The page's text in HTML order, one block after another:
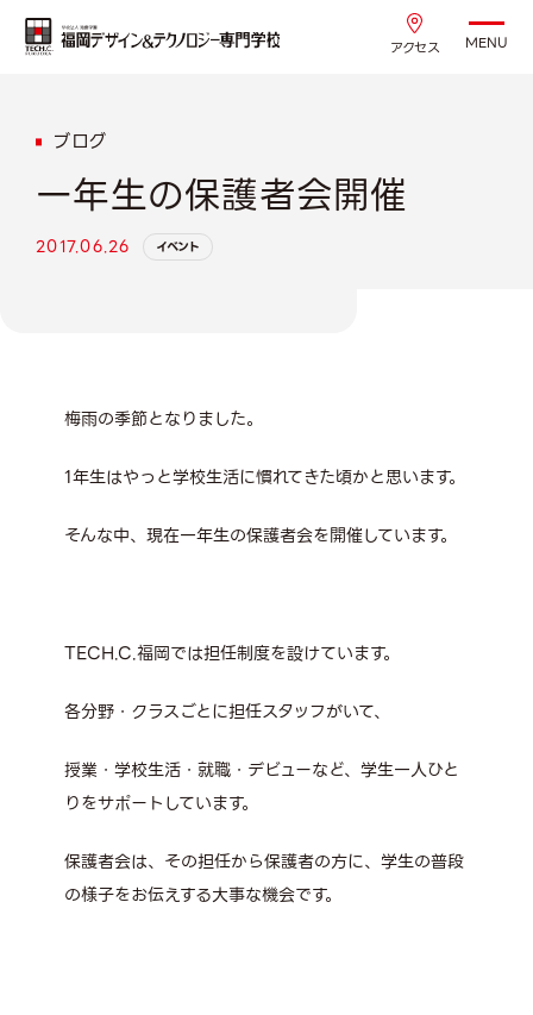
アクセス MENU
ブログ
一年生の保護者会開催
2017.06.26 イベント
梅雨の季節となりました。
1年生はやっと学校生活に慣れてきた頃かと思います。
そんな中、現在一年生の保護者会を開催しています。
TECH.C.福岡では担任制度を設けています。
各分野・クラスごとに担任スタッフがいて、
授業・学校生活・就職・デビューなど、学生一人ひと
りをサポートしています。
保護者会は、その担任から保護者の方に、学生の普段
の様子をお伝えする大事な機会です。